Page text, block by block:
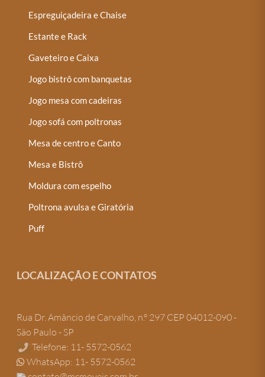
Espreguiçadeira e Chaise
Estante e Rack
Gaveteiro e Caixa
Jogo bistrô com banquetas
Jogo mesa com cadeiras
Jogo sofá com poltronas
Mesa de centro e Canto
Mesa e Bistrô
Moldura com espelho
Poltrona avulsa e Giratória
Puff
LOCALIZAÇÃO E CONTATOS
Rua Dr. Amâncio de Carvalho, n.º 297 CEP 04012-090 -
São Paulo - SP
Telefone: 11- 5572-0562
WhatsApp: 11- 5572-0562